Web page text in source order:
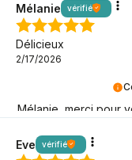
Mélanie, merci pour
Mélanie vérifié
Délicieux
2/17/2026
Eve vérifié